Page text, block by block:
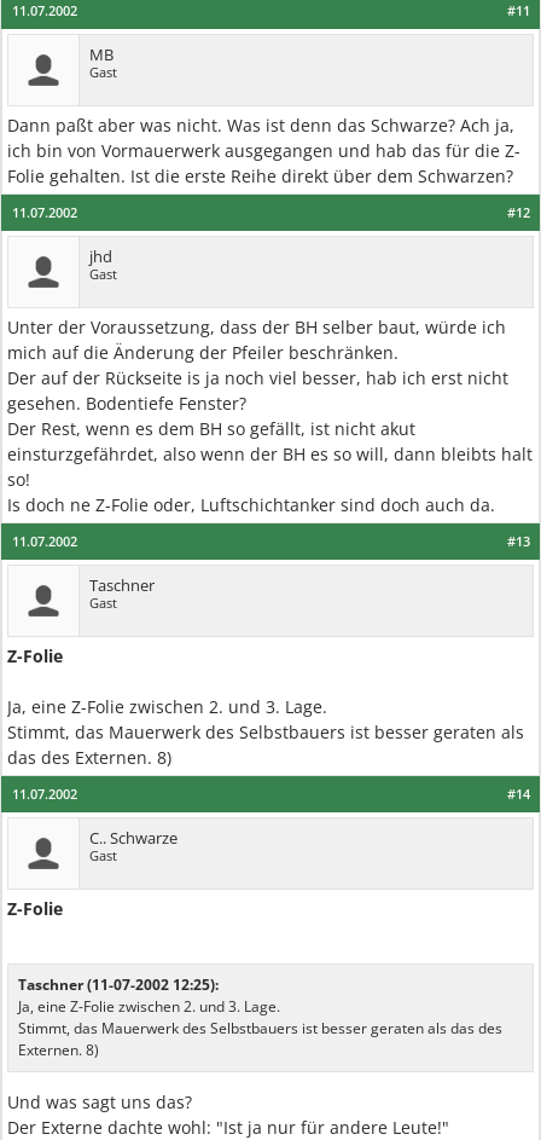
#11
11.07.2002
MB
Gast
Dann paßt aber was nicht. Was ist denn das Schwarze? Ach ja,
ich bin von Vormauerwerk ausgegangen und hab das für die Z-
Folie gehalten. Ist die erste Reihe direkt über dem Schwarzen?
#12
11.07.2002
jhd
Gast
Unter der Voraussetzung, dass der BH selber baut, würde ich
mich auf die Änderung der Pfeiler beschränken.
Der auf der Rückseite is ja noch viel besser, hab ich erst nicht
gesehen. Bodentiefe Fenster?
Der Rest, wenn es dem BH so gefällt, ist nicht akut
einsturzgefährdet, also wenn der BH es so will, dann bleibts halt
so!
Is doch ne Z-Folie oder, Luftschichtanker sind doch auch da.
#13
11.07.2002
Taschner
Gast
Z-Folie
Ja, eine Z-Folie zwischen 2. und 3. Lage.
Stimmt, das Mauerwerk des Selbstbauers ist besser geraten als
das des Externen. 8)
#14
11.07.2002
C.. Schwarze
Gast
Z-Folie
Taschner (11-07-2002 12:25):
Ja, eine Z-Folie zwischen 2. und 3. Lage.
Stimmt, das Mauerwerk des Selbstbauers ist besser geraten als das des
Externen. 8)
Und was sagt uns das?
Der Externe dachte wohl: "Ist ja nur für andere Leute!"